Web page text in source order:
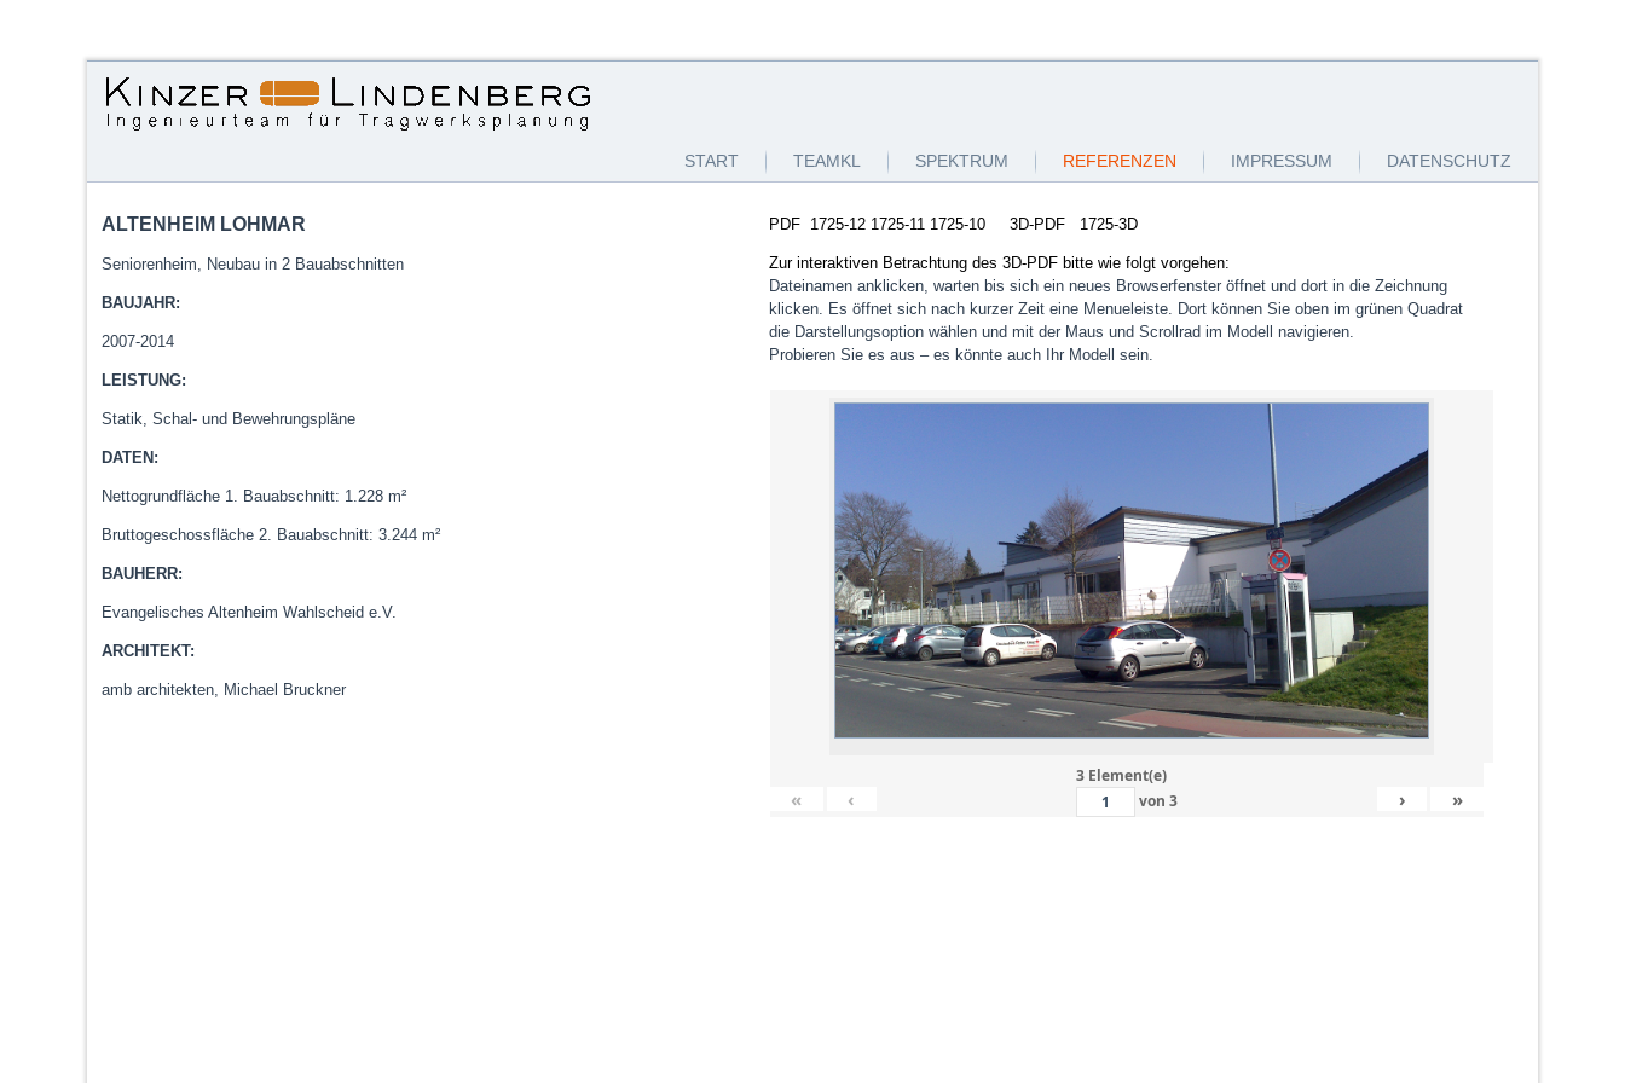
START TEAMKL SPEKTRUM REFERENZEN IMPRESSUM DATENSCHUTZ
ALTENHEIM LOHMAR
Seniorenheim, Neubau in 2 Bauabschnitten
BAUJAHR:
2007-2014
LEISTUNG:
Statik, Schal- und Bewehrungspläne
DATEN:
Nettogrundfläche 1. Bauabschnitt: 1.228 m²
Bruttogeschossfläche 2. Bauabschnitt: 3.244 m²
BAUHERR:
Evangelisches Altenheim Wahlscheid e.V.
ARCHITEKT:
amb architekten, Michael Bruckner
PDF 1725-12 1725-11 1725-10 3D-PDF 1725-3D
Zur interaktiven Betrachtung des 3D-PDF bitte wie folgt vorgehen:
Dateinamen anklicken, warten bis sich ein neues Browserfenster öffnet und dort in die Zeichnung
klicken. Es öffnet sich nach kurzer Zeit eine Menueleiste. Dort können Sie oben im grünen Quadrat
die Darstellungsoption wählen und mit der Maus und Scrollrad im Modell navigieren.
Probieren Sie es aus – es könnte auch Ihr Modell sein.
3 Element(e)
« ‹ von 3 › »